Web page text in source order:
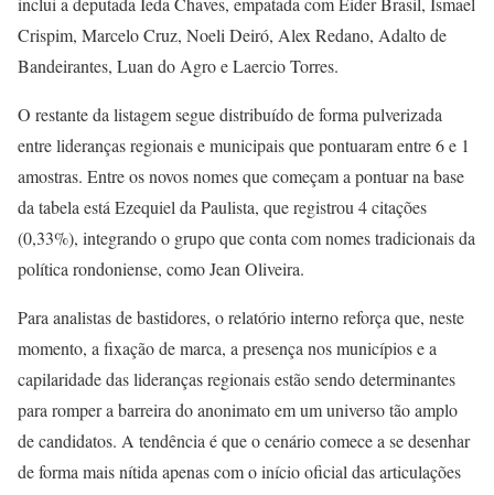
Crispim, Marcelo Cruz, Noeli Deiró, Alex Redano, Adalto de
Bandeirantes, Luan do Agro e Laercio Torres.
O restante da listagem segue distribuído de forma pulverizada
entre lideranças regionais e municipais que pontuaram entre 6 e 1
amostras. Entre os novos nomes que começam a pontuar na base
da tabela está Ezequiel da Paulista, que registrou 4 citações
(0,33%), integrando o grupo que conta com nomes tradicionais da
política rondoniense, como Jean Oliveira.
Para analistas de bastidores, o relatório interno reforça que, neste
momento, a fixação de marca, a presença nos municípios e a
capilaridade das lideranças regionais estão sendo determinantes
para romper a barreira do anonimato em um universo tão amplo
de candidatos. A tendência é que o cenário comece a se desenhar
de forma mais nítida apenas com o início oficial das articulações